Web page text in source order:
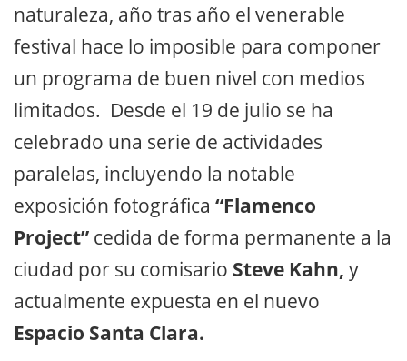
naturaleza, año tras año el venerable
festival hace lo imposible para componer
un programa de buen nivel con medios
limitados. Desde el 19 de julio se ha
celebrado una serie de actividades
paralelas, incluyendo la notable
exposición fotográfica “Flamenco
Project” cedida de forma permanente a la
ciudad por su comisario Steve Kahn, y
actualmente expuesta en el nuevo
Espacio Santa Clara.